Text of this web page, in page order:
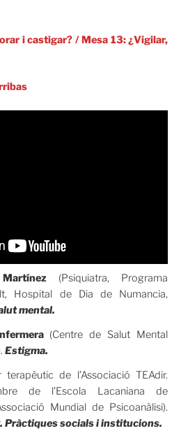
i castigar? /Mesa 13: ¿Vigilar,
(Psiquiatra, Programa
Hospital de Dia de Numancia,
mental.
(Centre de Salut Mental
Estigma.
terapèutic de l’Associació TEAdir.
de l’Escola Lacaniana de
Mundial de Psicoanàlisi).
Pràctiques socials i institucions.